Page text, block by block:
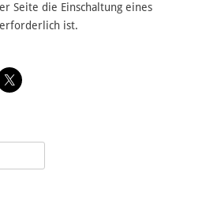
Seite die Einschaltung eines
ist.